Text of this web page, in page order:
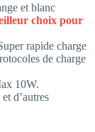
et blanc
choix pour
rapide charge
de charge
10W.
d’autres